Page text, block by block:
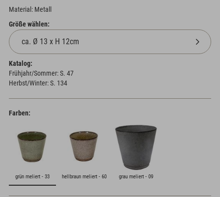
Material: Metall
Größe wählen:
Katalog:
Frühjahr/Sommer: S. 47
Herbst/Winter: S. 134
Farben:
grün meliert - 33 hellbraun meliert - 60 grau meliert - 09